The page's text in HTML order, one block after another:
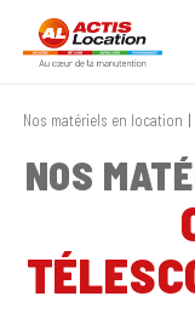
Nos matériels en location
NOS